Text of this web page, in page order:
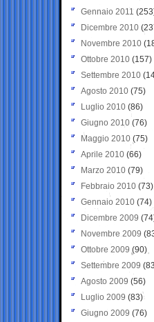
Gennaio 2011
Dicembre 2010
Novembre 2010
Ottobre 2010 (157)
Settembre 2010
Agosto 2010 (75)
Luglio 2010 (86)
Giugno 2010 (76)
Maggio 2010 (75)
Aprile 2010 (66)
Marzo 2010 (79)
Febbraio 2010 (73)
Gennaio 2010 (74)
Dicembre 2009
Novembre 2009
Ottobre 2009 (90)
Settembre 2009
Agosto 2009 (56)
Luglio 2009 (83)
Giugno 2009 (76)